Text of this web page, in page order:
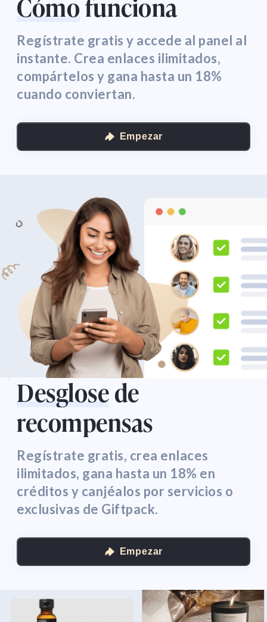
Cómofunciona
Regístrate gratis y accede al panel al
instante. Crea enlaces ilimitados,
compártelos y gana hasta un 18%
cuando conviertan.
Empezar
Desglosede
recompensas
Regístrate gratis, crea enlaces
ilimitados, gana hasta un 18% en
créditos y canjéalos por servicios o
exclusivas de Giftpack.
Empezar